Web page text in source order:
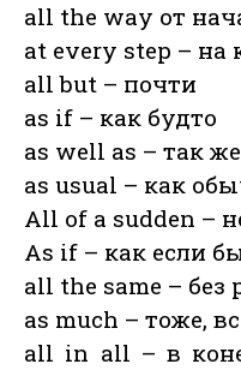
all the way от
at every step –
all but – почти
as if – как будто
as well as – так
as usual – как
All of a sudden –
As if – как если
all the same – без
as much – тоже,
all in all – в